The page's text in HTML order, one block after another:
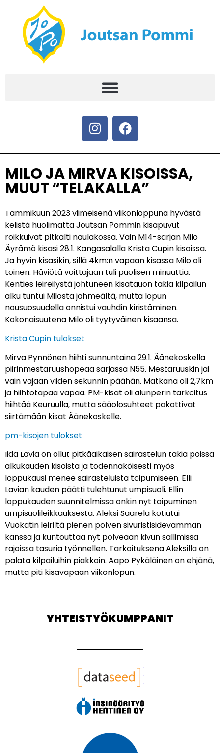
MILO JA MIRVA KISOISSA,
MUUT “TELAKALLA”
Tammikuun 2023 viimeisenä viikonloppuna hyvästä
kelistä huolimatta Joutsan Pommin kisapuvut
roikkuivat pitkälti naulakossa. Vain M14-sarjan Milo
Äyrämö kisasi 28.1. Kangasalalla Krista Cupin kisoissa.
Ja hyvin kisasikin, sillä 4km:n vapaan kisassa Milo oli
toinen. Häviötä voittajaan tuli puolisen minuuttia.
Kenties leireilystä johtuneen kisatauon takia kilpailun
alku tuntui Milosta jähmeältä, mutta lopun
nousuosuudella onnistui vauhdin kiristäminen.
Kokonaisuutena Milo oli tyytyväinen kisaansa.
Krista Cupin tulokset
Mirva Pynnönen hiihti sunnuntaina 29.1. Äänekoskella
piirinmestaruushopeaa sarjassa N55. Mestaruuskin jäi
vain vajaan viiden sekunnin päähän. Matkana oli 2,7km
ja hiihtotapaa vapaa. PM-kisat oli alunperin tarkoitus
hiihtää Keuruulla, mutta sääolosuhteet pakottivat
siirtämään kisat Äänekoskelle.
pm-kisojen tulokset
Iida Lavia on ollut pitkäaikaisen sairastelun takia poissa
alkukauden kisoista ja todennäköisesti myös
loppukausi menee sairasteluista toipumiseen. Elli
Lavian kauden päätti tulehtunut umpisuoli. Ellin
loppukauden suunnitelmissa onkin nyt toipuminen
umpisuolileikkauksesta. Aleksi Saarela kotiutui
Vuokatin leiriltä pienen polven sivuristisidevamman
kanssa ja kuntouttaa nyt polveaan kivun sallimissa
rajoissa tasuria työnnellen. Tarkoituksena Aleksilla on
palata kilpailuihin piakkoin. Aapo Pykäläinen on ehjänä,
mutta piti kisavapaan viikonlopun.
YHTEISTYÖKUMPPANIT